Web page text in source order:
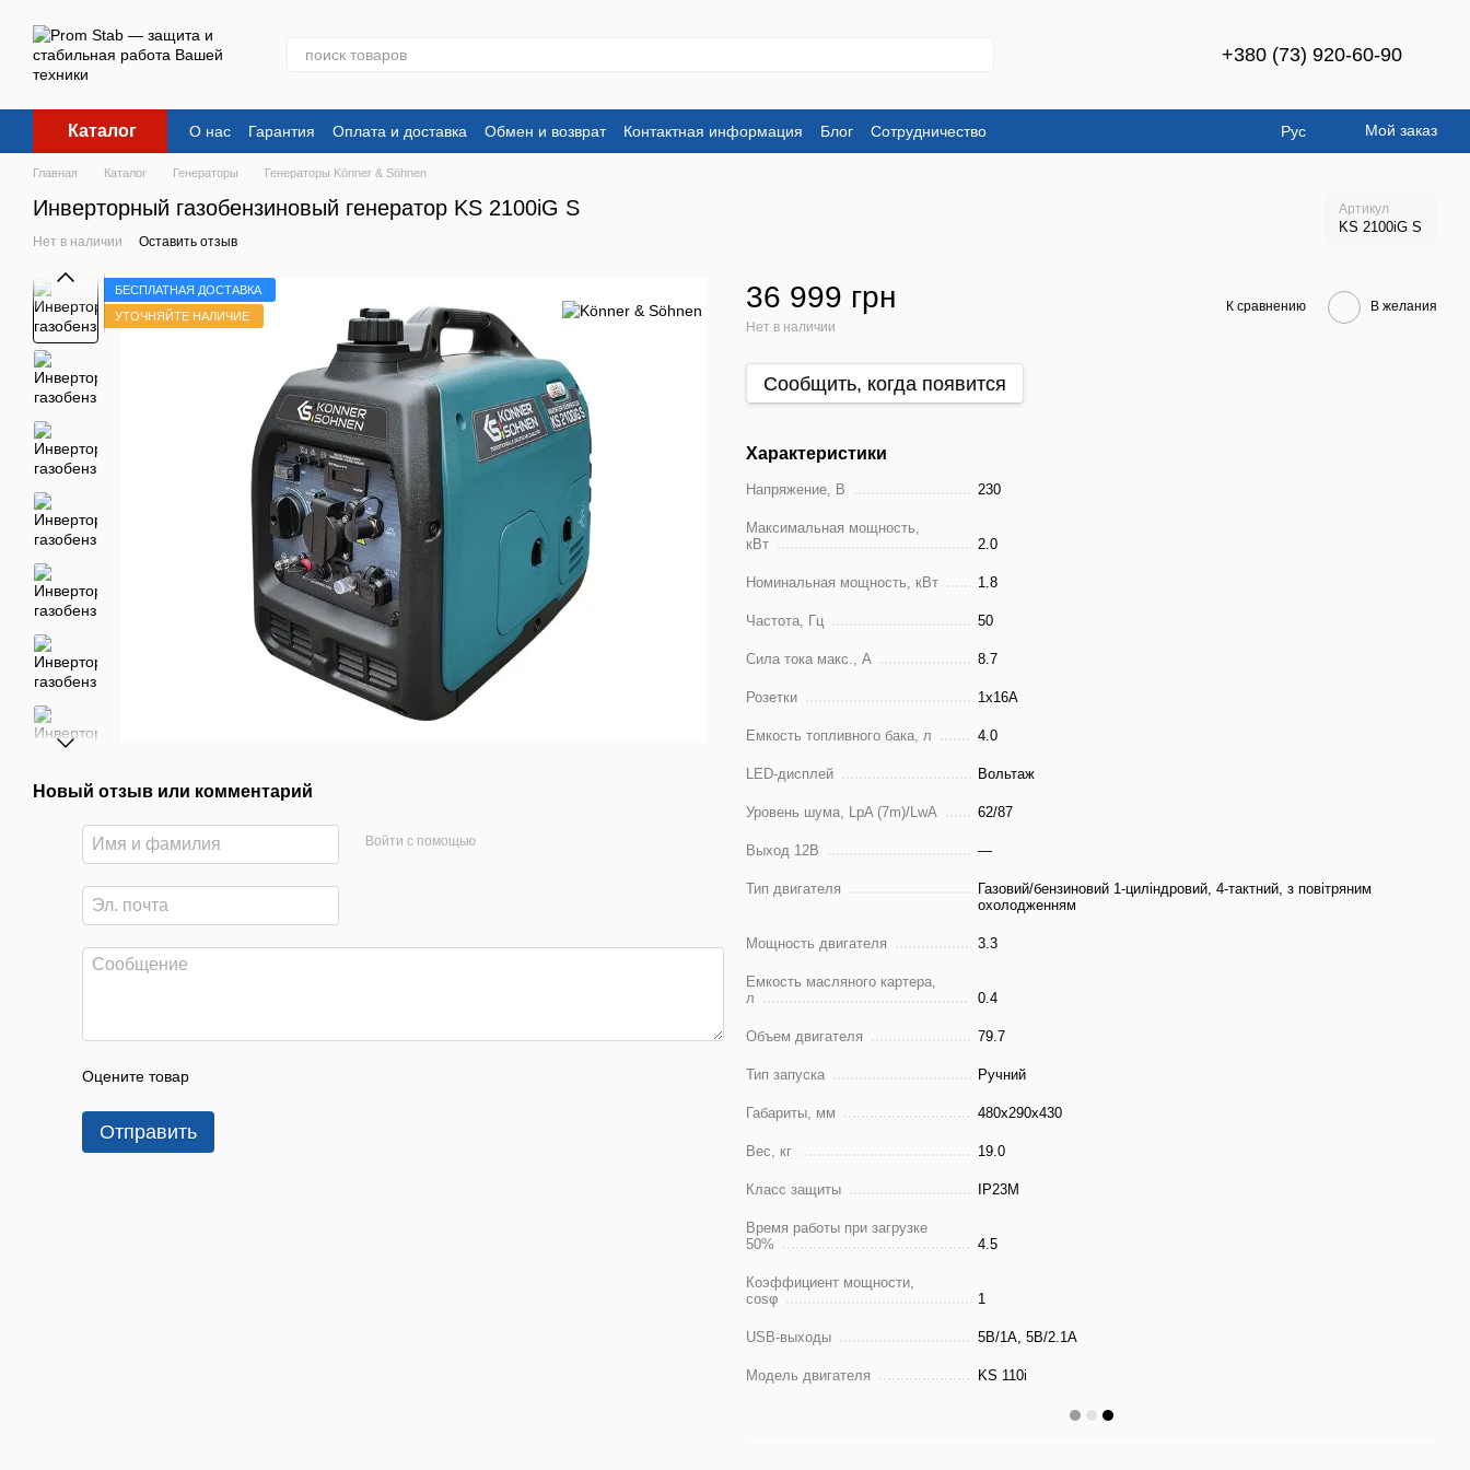
+380 (73) 920-60-90
Каталог О нас Гарантия Оплата и доставка Обмен и возврат Контактная информация Блог Сотрудничество Рус Мой заказ
Главная Каталог Генераторы Генераторы Könner & Söhnen
Инверторный газобензиновый генератор KS 2100iG S Артикул
KS 2100iG S
Нет в наличии Оставить отзыв
БЕСПЛАТНАЯ ДОСТАВКА
УТОЧНЯЙТЕ НАЛИЧИЕ
Новый отзыв или комментарий
Войти с помощью
Оцените товар
Отправить
36 999 грн
Нет в наличии
К сравнению В желания
Сообщить, когда появится
Характеристики
Напряжение, В 230
Максимальная мощность,
кВт
2.0
Номинальная мощность, кВт 1.8
Частота, Гц 50
Сила тока макс., А 8.7
Розетки 1x16А
Емкость топливного бака, л 4.0
LED-дисплей Вольтаж
Уровень шума, LpA (7m)/LwA 62/87
Выход 12В —
Тип двигателя
Газовий/бензиновий 1-циліндровий, 4-тактний, з повітряним
охолодженням
Мощность двигателя 3.3
Емкость масляного картера,
л
0.4
Объем двигателя 79.7
Тип запуска Ручний
Габариты, мм 480x290x430
Вес, кг 19.0
Класс защиты IP23M
Время работы при загрузке
50%
4.5
Коэффициент мощности,
cosφ
1
USB-выходы 5В/1A, 5В/2.1A
Модель двигателя KS 110i